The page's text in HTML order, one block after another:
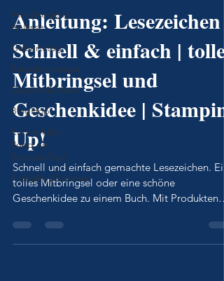
Verschiedene
Anlässe
Geburtstag
Basteleinsteiger
Geschenkideen
BlogHop
Kurz erklärt -
Rund um
Stampin'Up!
Frühjahr-/Sommer
Anleitung: Lesezeichen |
Schnell & einfach | tolles
Mitbringsel und
Geschenkidee | Stampin'
Up!
Schnell und einfach gemachte Lesezeichen. Ein
tolles Mitbringsel oder eine schöne
Geschenkidee zu einem Buch. Mit Produkten